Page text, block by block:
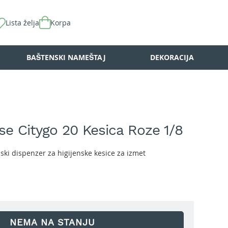
Korpa
Lista želja
BAŠTENSKI NAMEŠTAJ DEKORACIJA
Citygo 20 Kesica Roze 1/8
dispenzer za higijenske kesice za izmet
NEMA NA STANJU